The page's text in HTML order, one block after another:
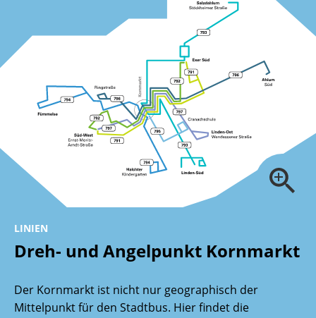
LINIEN
Dreh- und Angelpunkt Kornmarkt
Der Kornmarkt ist nicht nur geographisch der
Mittelpunkt für den Stadtbus. Hier findet die